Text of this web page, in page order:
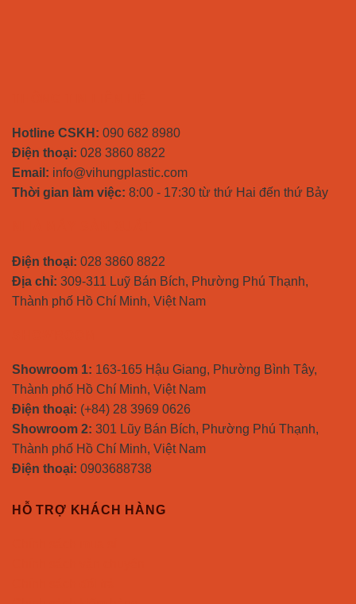
Hotline CSKH: 090 682 8980
Điện thoại: 028 3860 8822
Email: info@vihungplastic.com
Thời gian làm việc: 8:00 - 17:30 từ thứ Hai đến thứ Bảy
Điện thoại: 028 3860 8822
Địa chỉ: 309-311 Luỹ Bán Bích, Phường Phú Thạnh,
Thành phố Hồ Chí Minh, Việt Nam
Showroom 1: 163-165 Hậu Giang, Phường Bình Tây,
Thành phố Hồ Chí Minh, Việt Nam
Điện thoại: (+84) 28 3969 0626
Showroom 2: 301 Lũy Bán Bích, Phường Phú Thạnh,
Thành phố Hồ Chí Minh, Việt Nam
Điện thoại: 0903688738
HỖ TRỢ KHÁCH HÀNG